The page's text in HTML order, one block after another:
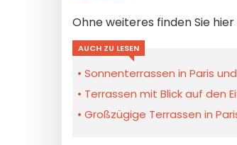
Ohne weiteres finden Sie
AUCH ZU LESEN
Sonnenterrassen in Paris
Terrassen mit Blick auf den
Großzügige Terrassen in